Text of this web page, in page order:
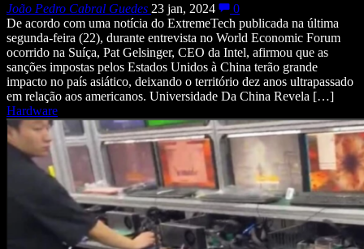
João Pedro Cabral Guedes 23 jan, 2024
0
De acordo com uma notícia do ExtremeTech publicada na última
segunda-feira (22), durante entrevista no World Economic Forum
ocorrido na Suíça, Pat Gelsinger, CEO da Intel, afirmou que as
sanções impostas pelos Estados Unidos à China terão grande
impacto no país asiático, deixando o território dez anos ultrapassado
em relação aos americanos. Universidade Da China Revela […]
Hardware